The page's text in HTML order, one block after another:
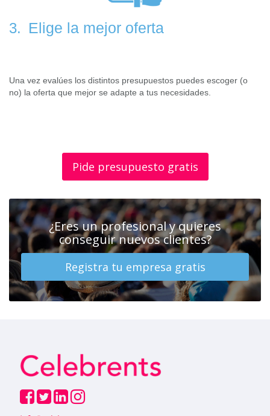
3. Elige la mejor oferta
Una vez evalúes los distintos presupuestos puedes escoger (o
no) la oferta que mejor se adapte a tus necesidades.
Pide presupuesto gratis
¿Eres un profesional y quieres
conseguir nuevos clientes?
Registra tu empresa gratis